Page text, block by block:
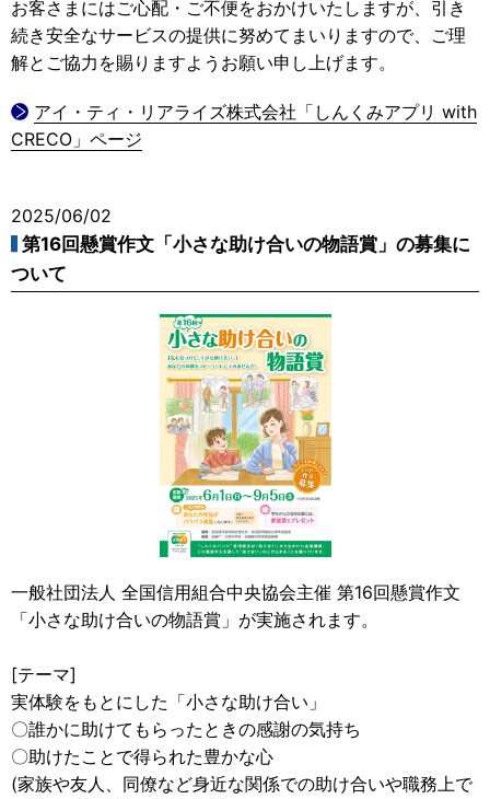
お客さまにはご心配・ご不便をおかけいたしますが、引き
続き安全なサービスの提供に努めてまいりますので、ご理
解とご協力を賜りますようお願い申し上げます。
アイ・ティ・リアライズ株式会社「しんくみアプリ with
CRECO」ページ
2025/06/02
第16回懸賞作文「小さな助け合いの物語賞」の募集に
ついて
一般社団法人 全国信用組合中央協会主催 第16回懸賞作文
「小さな助け合いの物語賞」が実施されます。
[テーマ]
実体験をもとにした「小さな助け合い」
〇誰かに助けてもらったときの感謝の気持ち
〇助けたことで得られた豊かな心
(家族や友人、同僚など身近な関係での助け合いや職務上で